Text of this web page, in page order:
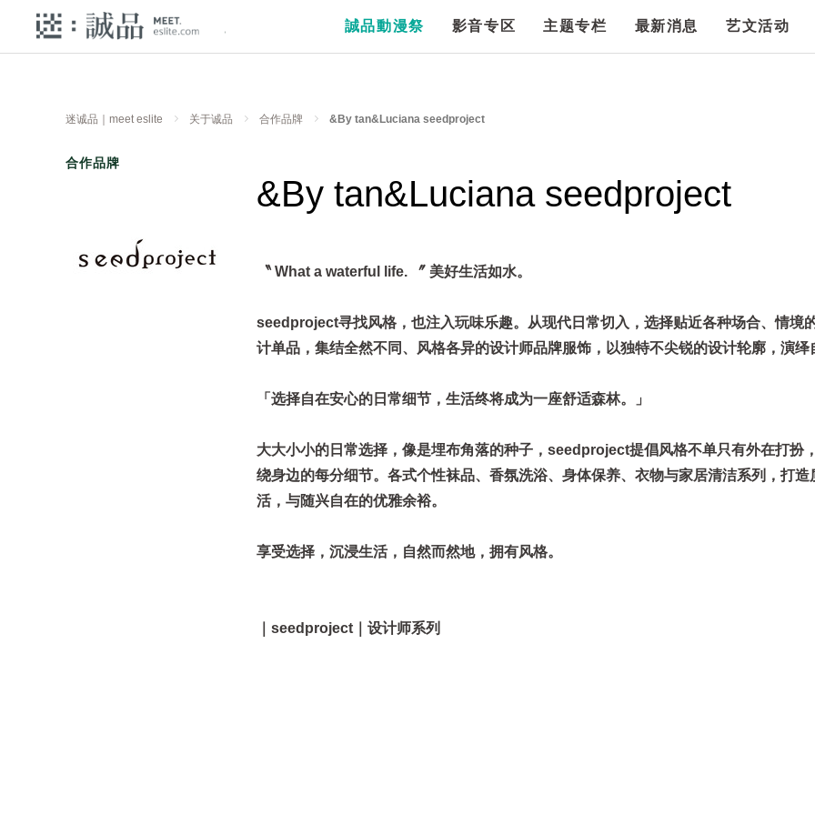
誠品動漫祭 影音专区 主题专栏 最新消息 艺文活动
迷诚品｜meet eslite 关于诚品 合作品牌 &By tan&Luciana seedproject
合作品牌
&By tan&Luciana seedproject
〝 What a waterful life. 〞 美好生活如水。
seedproject寻找风格，也注入玩味乐趣。从现代日常切入，选择贴近各种场合、情境
计单品，集结全然不同、风格各异的设计师品牌服饰，以独特不尖锐的设计轮廓，演绎
「选择自在安心的日常细节，生活终将成为一座舒适森林。」
大大小小的日常选择，像是埋布角落的种子，seedproject提倡风格不单只有外在打扮
绕身边的每分细节。各式个性袜品、香氛洗浴、身体保养、衣物与家居清洁系列，打造
活，与随兴自在的优雅余裕。
享受选择，沉浸生活，自然而然地，拥有风格。
｜seedproject｜设计师系列